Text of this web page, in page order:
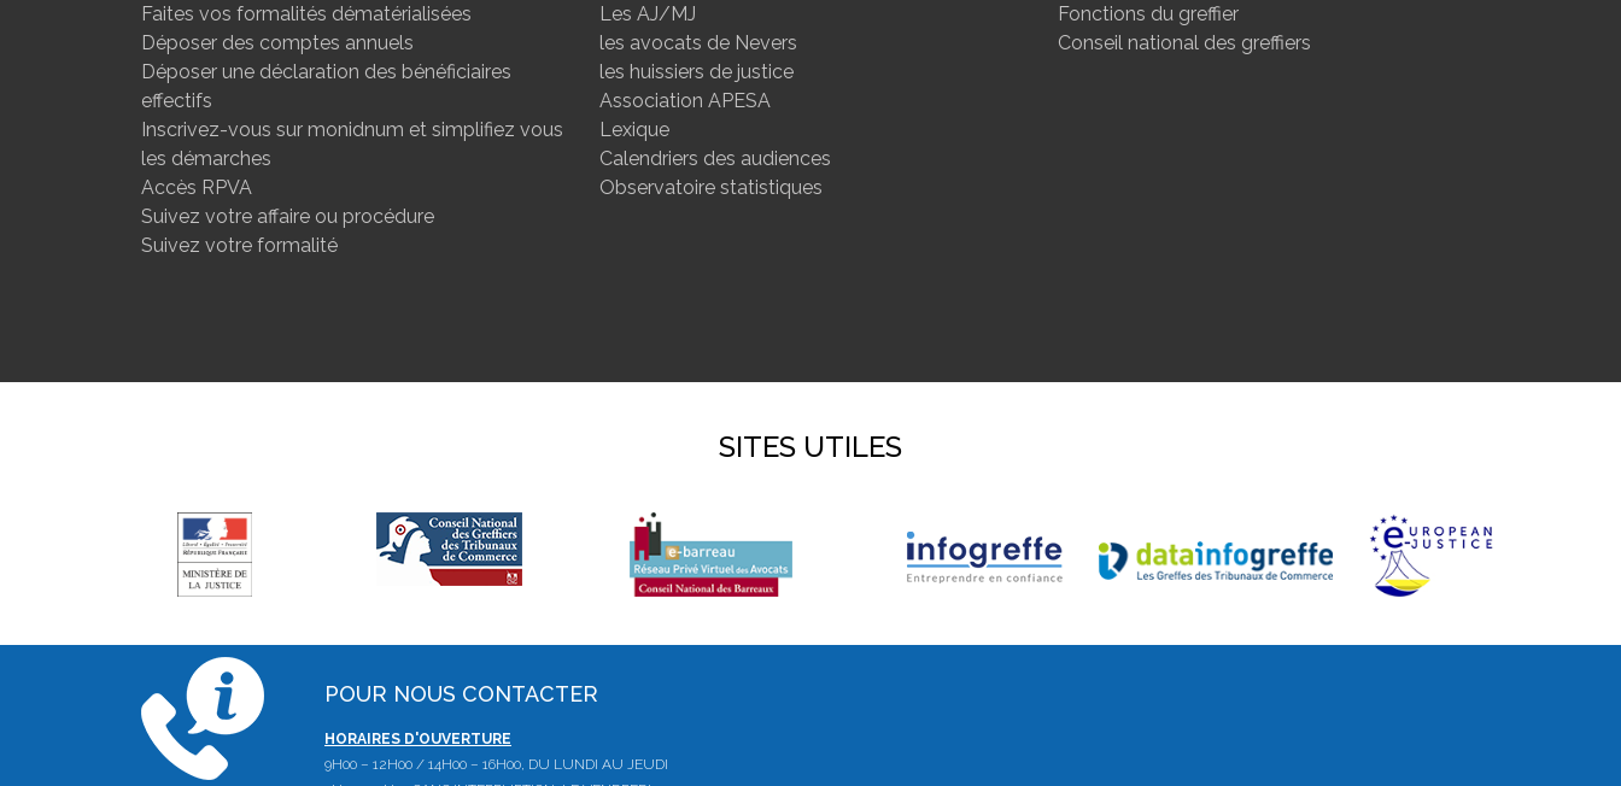
Faites vos formalités dématérialisées
Déposer des comptes annuels
Déposer une déclaration des bénéficiaires
effectifs
Inscrivez-vous sur monidnum et simplifiez vous
les démarches
Accès RPVA
Suivez votre affaire ou procédure
Suivez votre formalité
Les AJ/MJ
les avocats de Nevers
les huissiers de justice
Association APESA
Lexique
Calendriers des audiences
Observatoire statistiques
Fonctions du greffier
Conseil national des greffiers
SITES UTILES
POUR NOUS CONTACTER
HORAIRES D'OUVERTURE
9H00 – 12H00 / 14H00 – 16H00, DU LUNDI AU JEUDI